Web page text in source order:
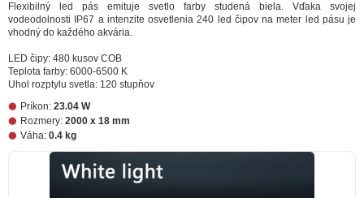
Flexibilný led pás emituje svetlo farby studená biela. Vďaka svojej
vodeodolnosti IP67 a intenzite osvetlenia 240 led čipov na meter led pásu je
vhodný do každého akvária.
LED čipy: 480 kusov COB
Teplota farby: 6000-6500 K
Uhol rozptylu svetla: 120 stupňov
Príkon: 23.04 W
Rozmery: 2000 x 18 mm
Váha: 0.4 kg